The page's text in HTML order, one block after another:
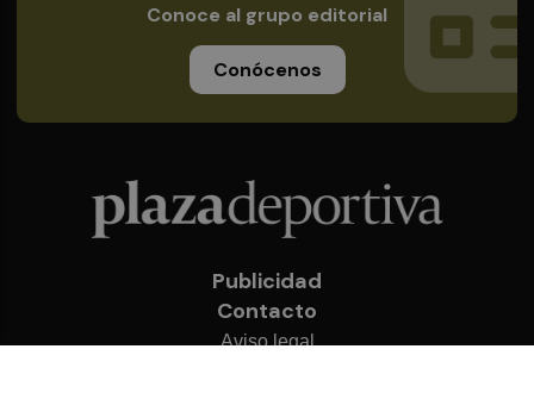
Conoce al grupo editorial
Conócenos
Publicidad
Contacto
Aviso legal